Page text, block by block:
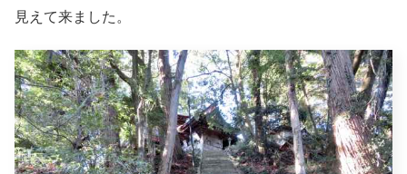
見えて来ました。